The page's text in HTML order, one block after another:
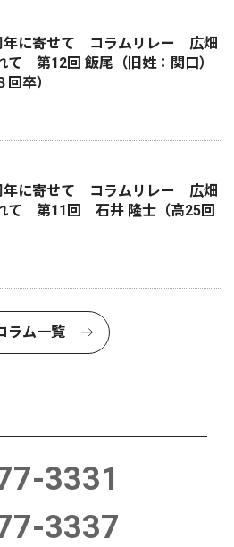
年に寄せて コラムリレー 広畑
て 第12回 飯尾（旧姓：関口）
卒）
年に寄せて コラムリレー 広畑
て 第11回 石井 隆士（高25回
ラム一覧
3331
3337